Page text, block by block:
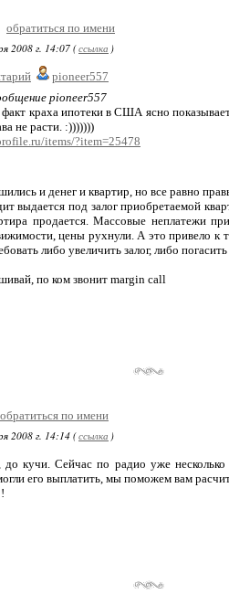
обратиться по имени
2008 г. 14:07 (ссылка )
pioneer557
pioneer557
краха ипотеки в США ясно
не расти. :)))))))
items/?item=25478
и денег и квартир, но все равно
выдается под залог приобретаемой
продается. Массовые неплатежи
цены рухнули. А это привело к
либо увеличить залог, либо
по ком звонит margin call
обратиться по имени
2008 г. 14:14 (ссылка )
до кучи. Сейчас по радио уже
его выплатить, мы поможем вам